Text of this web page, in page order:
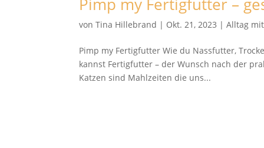
vonTina Hillebrand | Okt. 21, 2023 |Alltag
Pimp my Fertigfutter Wie du Nassfutter,
kannst Fertigfutter – der Wunsch nach der
Katzen sind Mahlzeiten die uns...